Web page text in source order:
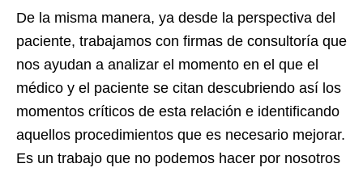
De la misma manera, ya desde la perspectiva del
paciente, trabajamos con firmas de consultoría que
nos ayudan a analizar el momento en el que el
médico y el paciente se citan descubriendo así los
momentos críticos de esta relación e identificando
aquellos procedimientos que es necesario mejorar.
Es un trabajo que no podemos hacer por nosotros